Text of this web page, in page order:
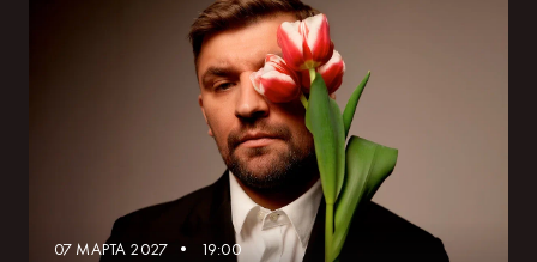
07 МАРТА 2027 • 19:00